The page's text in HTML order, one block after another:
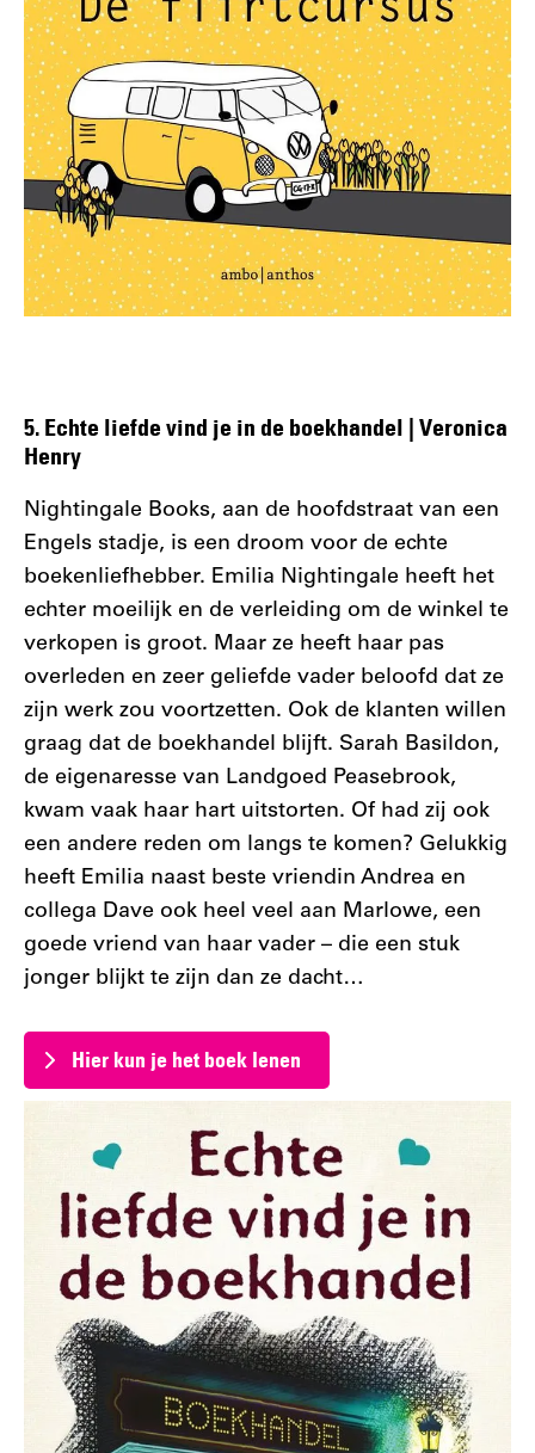
5. Echte liefde vind je in de boekhandel | Veronica
Henry
Nightingale Books, aan de hoofdstraat van een
Engels stadje, is een droom voor de echte
boekenliefhebber. Emilia Nightingale heeft het
echter moeilijk en de verleiding om de winkel te
verkopen is groot. Maar ze heeft haar pas
overleden en zeer geliefde vader beloofd dat ze
zijn werk zou voortzetten. Ook de klanten willen
graag dat de boekhandel blijft. Sarah Basildon,
de eigenaresse van Landgoed Peasebrook,
kwam vaak haar hart uitstorten. Of had zij ook
een andere reden om langs te komen? Gelukkig
heeft Emilia naast beste vriendin Andrea en
collega Dave ook heel veel aan Marlowe, een
goede vriend van haar vader – die een stuk
jonger blijkt te zijn dan ze dacht…
Hier kun je het boek lenen